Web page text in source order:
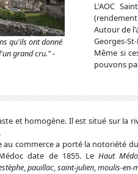
qu'ils ont donné
grand cru." -
L'AOC
Autour de
Georges-
Même si
pouvons
et homogène. Il est situé sur la
au commerce a porté la notoriété
date de 1855. LeHaut
,pauillac,saint-julien,moulis-en-